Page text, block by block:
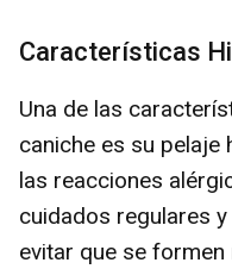
Características
Una de las
caniche es su pelaje
las reacciones
cuidados regulares
evitar que se formen